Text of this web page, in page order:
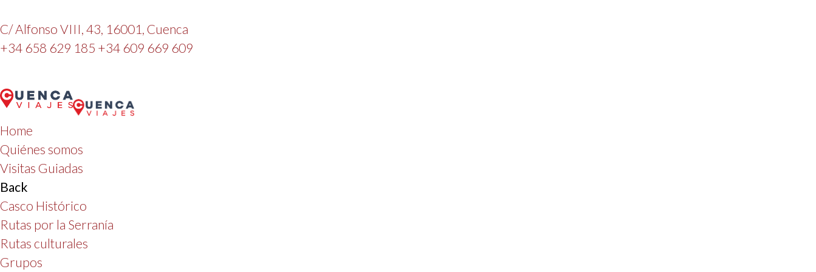
C/ Alfonso VIII, 43, 16001, Cuenca
+34 658 629 185 +34 609 669 609
Home
Quiénes somos
Visitas Guiadas
Back
Casco Histórico
Rutas por la Serranía
Rutas culturales
Grupos